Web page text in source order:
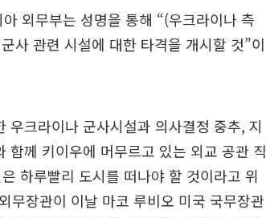
외무부는 성명을 통해 “(우크라이나 측
사 관련 시설에 대한 타격을 개시할 것”이
크라이나 군사시설과 의사결정 중추, 지
함께 키이우에 머무르고 있는 외교 공관 직
하루빨리 도시를 떠나야 할 것이라고 위
무장관이 이날 마코 루비오 미국 국무장관